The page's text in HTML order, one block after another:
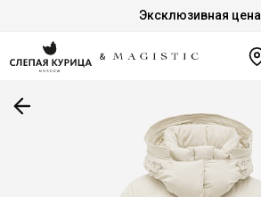
Эксклюзивная цена